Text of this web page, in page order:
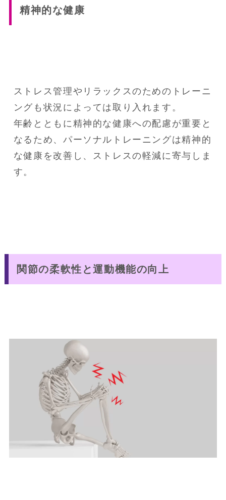
精神的な健康
ストレス管理やリラックスのためのトレーニ
ングも状況によっては取り入れます。
年齢とともに精神的な健康への配慮が重要と
なるため、パーソナルトレーニングは精神的
な健康を改善し、ストレスの軽減に寄与しま
す。
関節の柔軟性と運動機能の向上